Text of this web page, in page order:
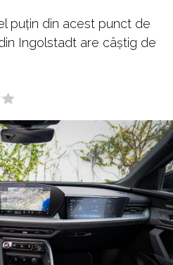
puțin din acest punct de
Ingolstadt are câștig de